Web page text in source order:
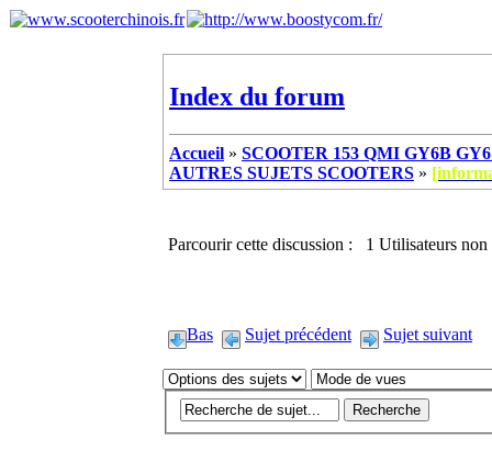
Index du forum
Accueil » SCOOTER 153 QMI GY6B
AUTRES SUJETS SCOOTERS »
Parcourir cette discussion : 1 Utilisateurs non
Bas Sujet précédent Sujet suivant